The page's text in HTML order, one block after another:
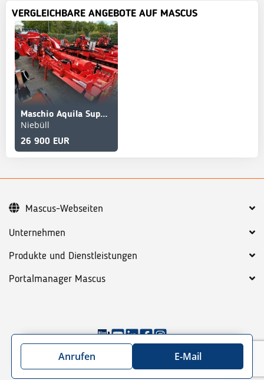
VERGLEICHBARE ANGEBOTE AUF MASCUS
Maschio Aquila Super 5000
Niebüll
26 900 EUR
Unternehmen
Produkte und Dienstleistungen
Portalmanager Mascus
Mascus AGB
Datenschutzbestimmungen
Sitemap
Mascus-Webseiten
Anrufen E-Mail